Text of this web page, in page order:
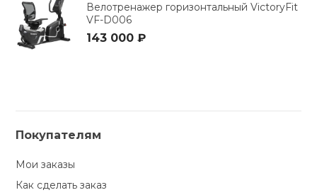
Велотренажер горизонтальный VictoryFit
VF-D006
143 000 ₽
Покупателям
Мои заказы
Как сделать заказ